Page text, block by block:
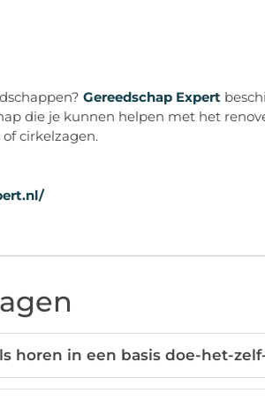
Gereedschap Expert
die je kunnen helpen met het
cirkelzagen.
horen in een basis doe-het-